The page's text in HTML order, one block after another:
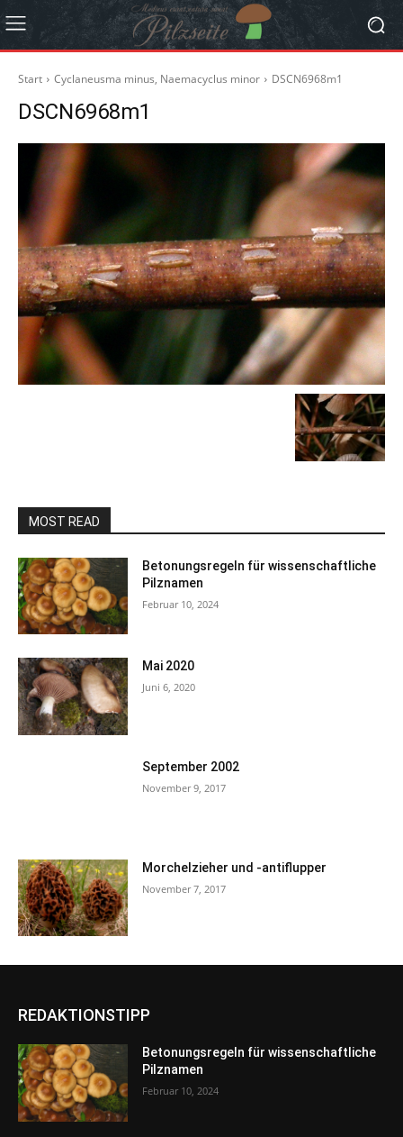
Start Cyclaneusma minus, Naemacyclus minor DSCN6968m1
DSCN6968m1
MOST READ
Betonungsregeln für wissenschaftliche
Pilznamen
Februar 10, 2024
Mai 2020
Juni 6, 2020
September 2002
November 9, 2017
Morchelzieher und -antiflupper
November 7, 2017
REDAKTIONSTIPP
Betonungsregeln für wissenschaftliche
Pilznamen
Februar 10, 2024